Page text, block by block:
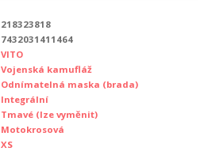
218323818
7432031411464
VITO
Vojenská kamufláž
Odnímatelná maska (brada)
Integrální
Tmavé (lze vyměnit)
Motokrosová
XS